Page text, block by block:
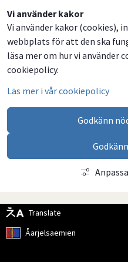
Vi använder kakor
Vi använder kakor (cookies),
webbplats för att den ska
läsa mer om hur vi använder
cookiepolicy.
Läs mer i vår cookiepolicy
Godkänn
Translate
Åarjelsaemien
Dela
på
Facebook
Dela
på
Twitter
Dela
på
LinkedIn
Dela
via
email